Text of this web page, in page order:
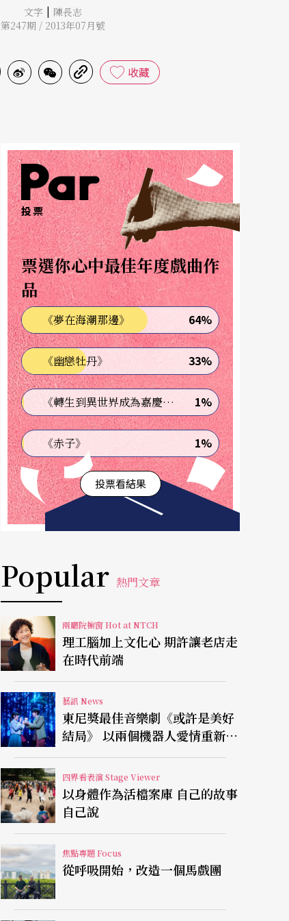
文字 | 陳長志
第247期 / 2013年07月號
收藏
投票
票選你心中最佳年度戲曲作
品
《夢在海潮那邊》 64%
《幽戀牡丹》 33%
《轉生到異世界成為嘉慶君—發現我的祖先是詐騙集團!?》 1%
《赤子》 1%
投票看結果
Popular 熱門文章
兩廳院櫥窗 Hot at NTCH
理工腦加上文化心 期許讓老店走
在時代前端
藝訊 News
東尼獎最佳音樂劇《或許是美好
結局》 以兩個機器人愛情重新凝
視有限人生
四界看表演 Stage Viewer
以身體作為活檔案庫 自己的故事
自己說
焦點專題 Focus
從呼吸開始，改造一個馬戲團